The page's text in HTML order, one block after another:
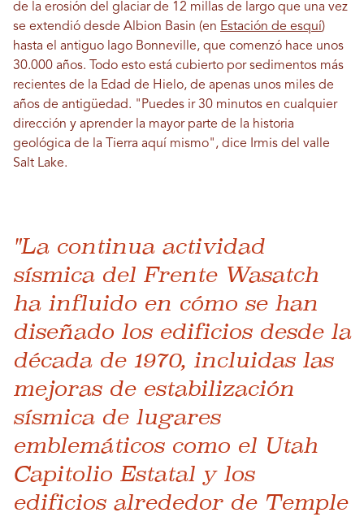
de la erosión del glaciar de 12 millas de largo que una vez
se extendió desde Albion Basin (en Estación de esquí)
hasta el antiguo lago Bonneville, que comenzó hace unos
30.000 años. Todo esto está cubierto por sedimentos más
recientes de la Edad de Hielo, de apenas unos miles de
años de antigüedad. "Puedes ir 30 minutos en cualquier
dirección y aprender la mayor parte de la historia
geológica de la Tierra aquí mismo", dice Irmis del valle
Salt Lake.
"La continua actividad
sísmica del Frente Wasatch
ha influido en cómo se han
diseñado los edificios desde la
década de 1970, incluidas las
mejoras de estabilización
sísmica de lugares
emblemáticos como el Utah
Capitolio Estatal y los
edificios alrededor de Temple